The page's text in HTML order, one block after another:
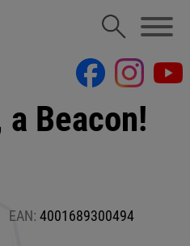
Beacon!
EAN: 4001689300494